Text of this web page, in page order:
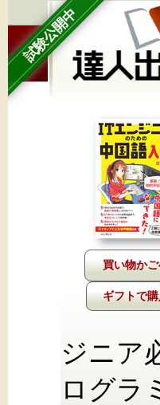
試験公開中
ギフトで
ジニア
ログラ